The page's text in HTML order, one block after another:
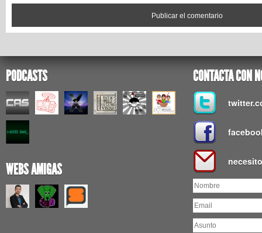
PODCASTS
WEBS AMIGAS
CONTACTA CON